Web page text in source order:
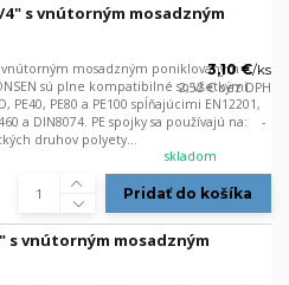
4" s vnútorným mosadzným
mosadzným poniklovaným
sú plne kompatibilné so všetkými
PE40, PE80 a PE100 spĺňajúcimi EN12201,
a DIN8074. PE spojky sa používajú na: -
druhov polyety...
3,10 €/ks
2,52 €bez DPH
skladom
Pridať do košíka
s vnútorným mosadzným